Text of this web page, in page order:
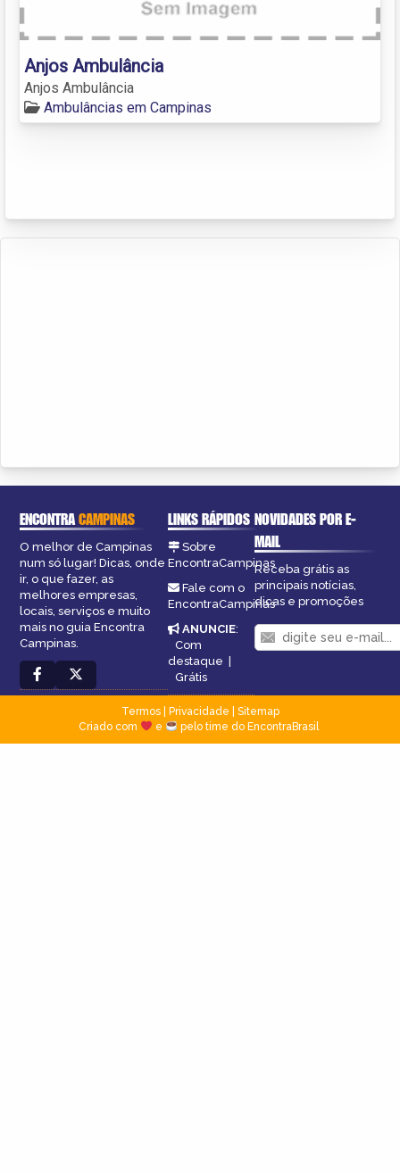
Anjos Ambulância
Anjos Ambulância
Ambulâncias em Campinas
ENCONTRACAMPINAS
O melhor de Campinas
num só lugar! Dicas, onde
ir, o que fazer, as
melhores empresas,
locais, serviços e muito
mais no guia Encontra
Campinas.
LINKS RÁPIDOS
Sobre
EncontraCampinas
Fale com o
EncontraCampinas
ANUNCIE:
Com
destaque |
Grátis
NOVIDADES POR E-
MAIL
Receba grátis as
principais notícias,
dicas e promoções
Termos| Privacidade
Sitemap
Criado com
e pelo time do EncontraBrasil